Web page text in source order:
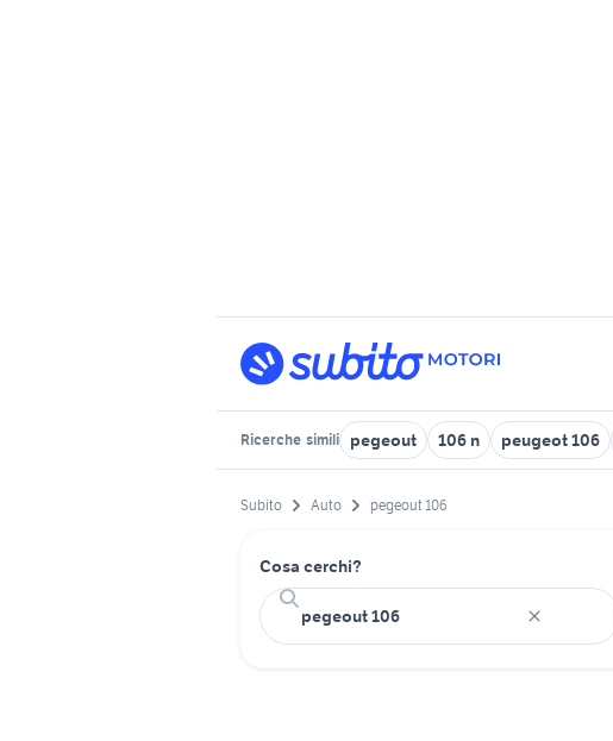
Ricerche simili pegeout 106 n peugeot 106
Subito Auto pegeout 106
Cosa cerchi?